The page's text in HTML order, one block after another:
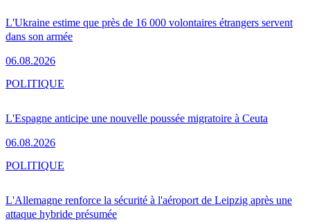
L'Ukraine estime que près de 16 000 volontaires étrangers servent
dans son armée
06.08.2026
L'Espagne anticipe une nouvelle poussée migratoire à Ceuta
06.08.2026
POLITIQUE
L'Allemagne renforce la sécurité à l'aéroport de Leipzig après une
attaque hybride présumée
POLITIQUE